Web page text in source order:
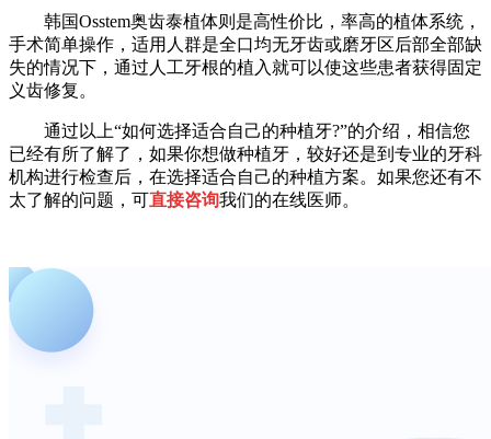
韩国Osstem奥齿泰植体则是高性价比，率高的植体系统，
手术简单操作，适用人群是全口均无牙齿或磨牙区后部全部缺
失的情况下，通过人工牙根的植入就可以使这些患者获得固定
义齿修复。
通过以上“如何选择适合自己的种植牙?”的介绍，相信您
已经有所了解了，如果你想做种植牙，较好还是到专业的牙科
机构进行检查后，在选择适合自己的种植方案。如果您还有不
太了解的问题，可直接咨询我们的在线医师。